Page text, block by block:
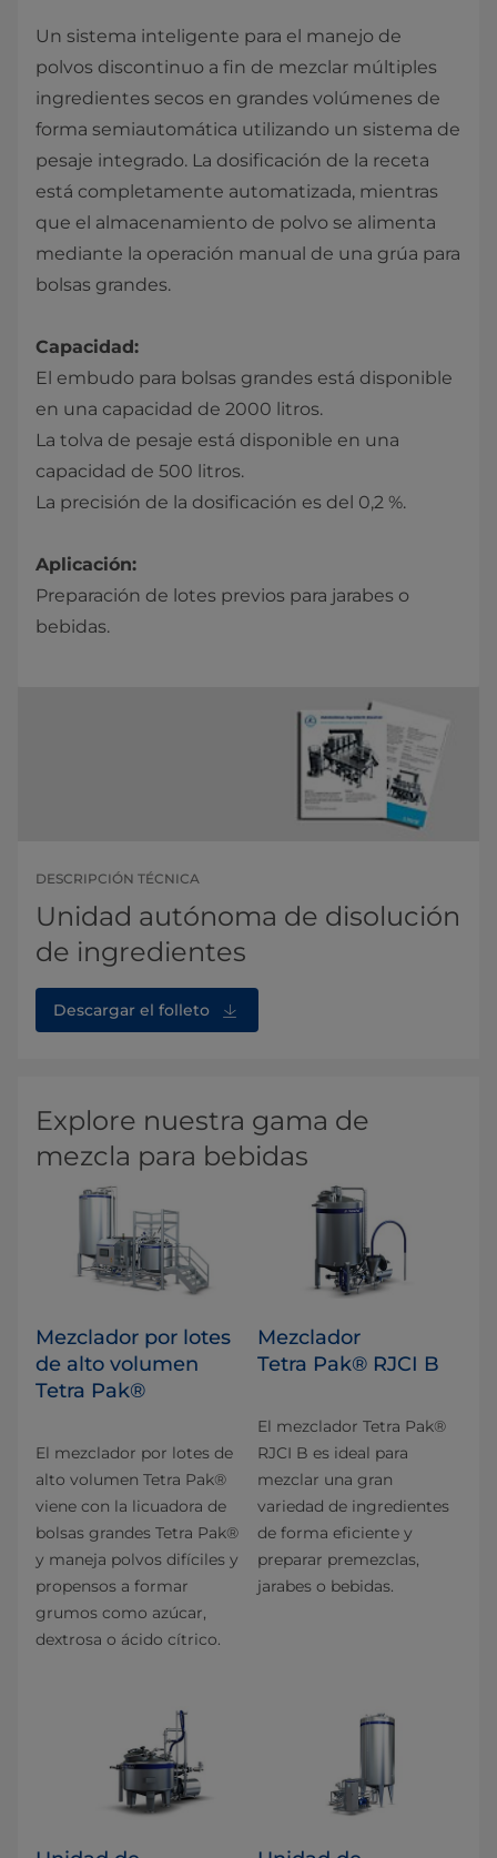
Un sistema inteligente para el manejo de
polvos discontinuo a fin de mezclar múltiples
ingredientes secos en grandes volúmenes de
forma semiautomática utilizando un sistema de
pesaje integrado. La dosificación de la receta
está completamente automatizada, mientras
que el almacenamiento de polvo se alimenta
mediante la operación manual de una grúa para
bolsas grandes.
Capacidad:
El embudo para bolsas grandes está disponible
en una capacidad de 2000 litros.
La tolva de pesaje está disponible en una
capacidad de 500 litros.
La precisión de la dosificación es del 0,2 %.
Aplicación:
Preparación de lotes previos para jarabes o
bebidas.
DESCRIPCIÓN TÉCNICA
Unidad autónoma de disolución
de ingredientes
Descargar el folleto
Explore nuestra gama de
mezcla para bebidas
Mezclador por lotes
de alto volumen
Tetra Pak®
El mezclador por lotes de
alto volumen Tetra Pak®
viene con la licuadora de
bolsas grandes Tetra Pak®
y maneja polvos difíciles y
propensos a formar
grumos como azúcar,
dextrosa o ácido cítrico.
Mezclador
Tetra Pak® RJCI B
El mezclador Tetra Pak®
RJCI B es ideal para
mezclar una gran
variedad de ingredientes
de forma eficiente y
preparar premezclas,
jarabes o bebidas.